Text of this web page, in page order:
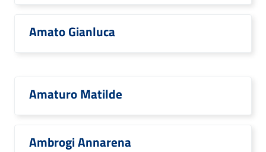
Amato Gianluca
Amaturo Matilde
Ambrogi Annarena